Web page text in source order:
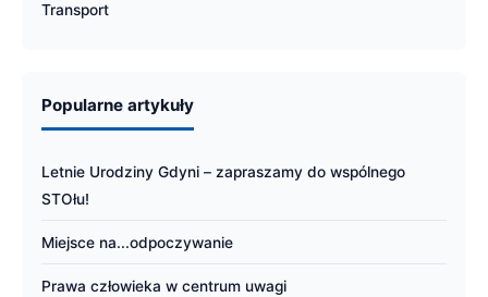
Transport
Popularne artykuły
Letnie Urodziny Gdyni – zapraszamy do wspólnego
STOłu!
Miejsce na...odpoczywanie
Prawa człowieka w centrum uwagi